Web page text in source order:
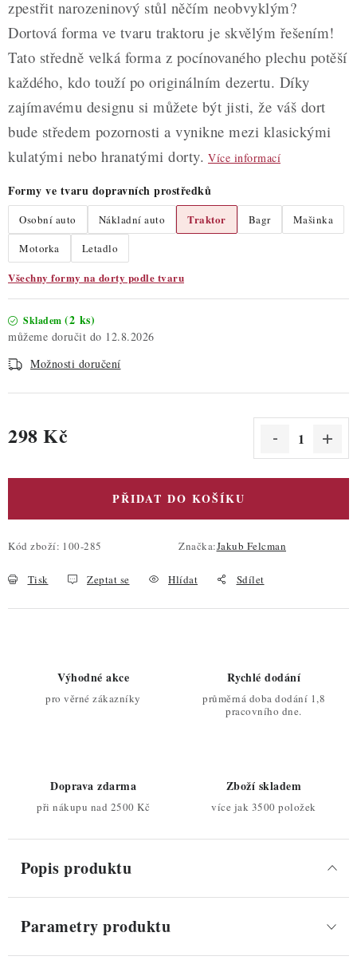
zpestřit narozeninový stůl něčím neobvyklým?
Dortová forma ve tvaru traktoru je skvělým řešením!
Tato středně velká forma z pocínovaného plechu potěší
každého, kdo touží po originálním dezertu. Díky
zajímavému designu si můžete být jisti, že váš dort
bude středem pozornosti a vynikne mezi klasickými
kulatými nebo hranatými dorty. Více informací
Formy ve tvaru dopravních prostředků
Osobní auto Nákladní auto Traktor Bagr
Mašinka
Motorka
Letadlo
Všechny formy na dorty podle tvaru
Skladem (2 ks)
12.8.2026
Možnosti doručení
298 Kč
PŘIDAT DO KOŠÍKU
Kód zboží: 100-285 Značka:Jakub Felcman
Tisk Zeptat se Hlídat Sdílet
Výhodné akce
pro věrné zákazníky
Rychlé dodání
průměrná doba dodání 1,8
pracovního dne.
Doprava zdarma
při nákupu nad 2500 Kč
Zboží skladem
více jak 3500 položek
Popis produktu
Parametry produktu